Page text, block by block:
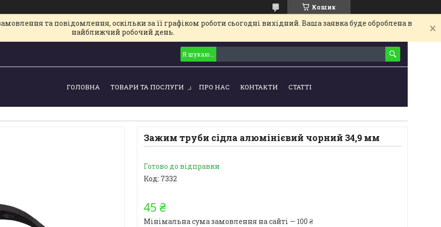
Кошик
та повідомлення, оскільки за її графіком роботи сьогодні вихідний. Ваша заявка буде оброблена в
найближчий робочий день.
ГОЛОВНА ТОВАРИ ТА ПОСЛУГИ ПРО НАС КОНТАКТИ СТАТТІ
Зажим труби сідла алюмінієвий чорний 34,9 мм
Готово до відправки
Код: 7332
45 ₴
Мінімальна сума замовлення на сайті — 100 ₴